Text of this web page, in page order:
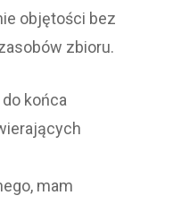
objętości bez
zbioru.
końca
mam